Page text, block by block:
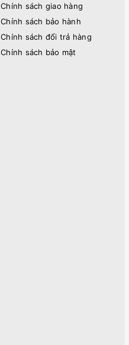
Chính sách giao hàng
Chính sách bảo hành
Chính sách đổi trả hàng
Chính sách bảo mật